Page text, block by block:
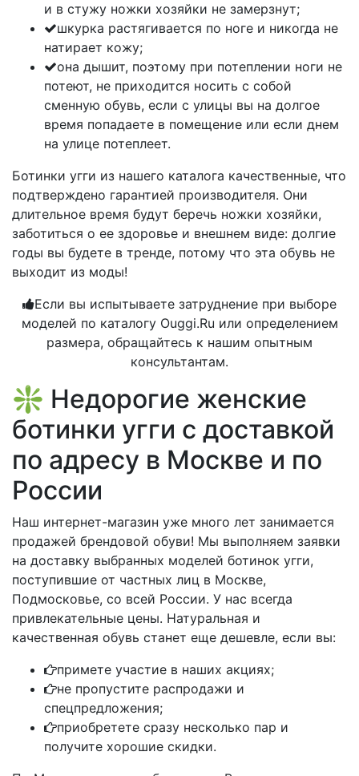
и в стужу ножки хозяйки не замерзнут;
шкурка растягивается по ноге и никогда не
натирает кожу;
она дышит, поэтому при потеплении ноги не
потеют, не приходится носить с собой
сменную обувь, если с улицы вы на долгое
время попадаете в помещение или если днем
на улице потеплеет.
Ботинки угги из нашего каталога качественные, что
подтверждено гарантией производителя. Они
длительное время будут беречь ножки хозяйки,
заботиться о ее здоровье и внешнем виде: долгие
годы вы будете в тренде, потому что эта обувь не
выходит из моды!
Если вы испытываете затруднение при выборе
моделей по каталогу Ouggi.Ru или определением
размера, обращайтесь к нашим опытным
консультантам.
❇️ Недорогие женские
ботинки угги с доставкой
по адресу в Москве и по
России
Наш интернет-магазин уже много лет занимается
продажей брендовой обуви! Мы выполняем заявки
на доставку выбранных моделей ботинок угги,
поступившие от частных лиц в Москве,
Подмосковье, со всей России. У нас всегда
привлекательные цены. Натуральная и
качественная обувь станет еще дешевле, если вы:
примете участие в наших акциях;
не пропустите распродажи и
спецпредложения;
приобретете сразу несколько пар и
получите хорошие скидки.